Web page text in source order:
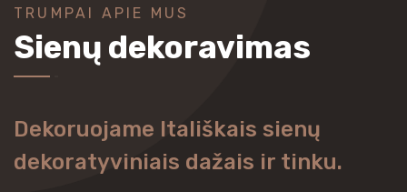
TRUMPAI APIE MUS
Sienų dekoravimas
Dekoruojame Itališkais sienų
dekoratyviniais dažais ir tinku.